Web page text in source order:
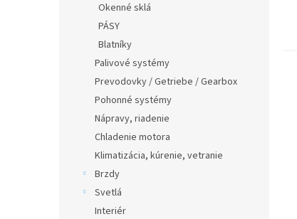
Okenné sklá
PÁSY
Blatníky
Palivové systémy
Prevodovky / Getriebe / Gearbox
Pohonné systémy
Nápravy, riadenie
Chladenie motora
Klimatizácia, kúrenie, vetranie
Brzdy
Svetlá
Interiér